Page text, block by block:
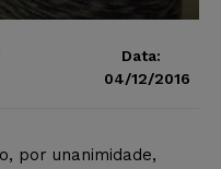
Data:
04/12/2016
por unanimidade,